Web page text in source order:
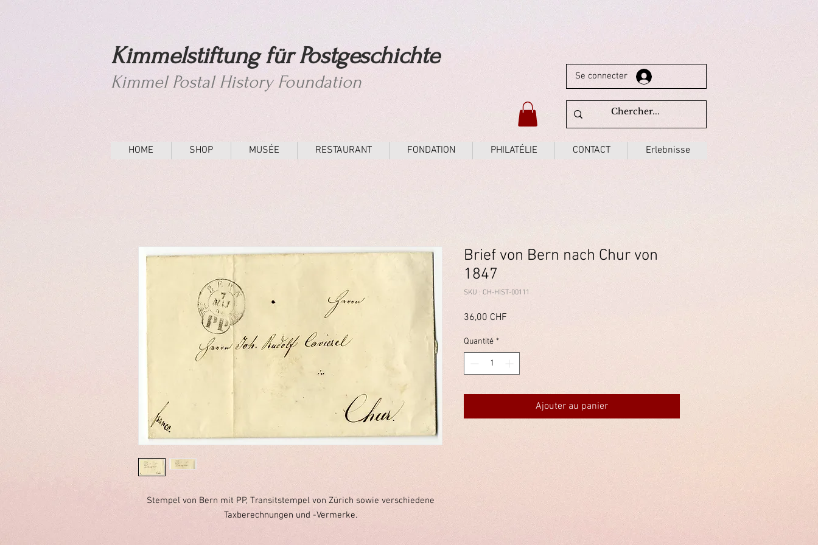
Kimmelstiftung für Postgeschichte
Kimmel Postal History Foundation Se connecter
HOME SHOP MUSÉE RESTAURANT FONDATION PHILATÉLIE CONTACT Erlebnisse
Stempel von Bern mit PP, Transitstempel von Zürich sowie verschiedene
Taxberechnungen und -Vermerke.
Brief von Bern nach Chur von
1847
SKU : CH-HIST-00111
36,00 CHF
Quantité *
Ajouter au panier